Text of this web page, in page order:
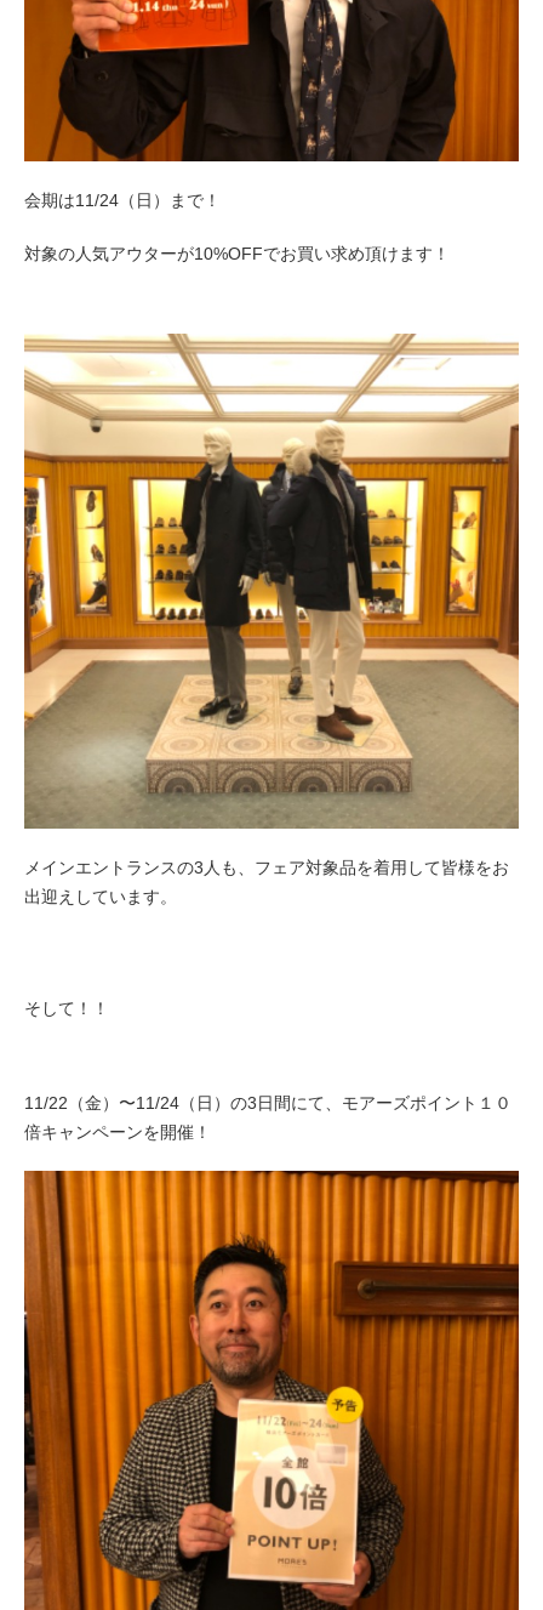
会期は11/24（日）まで！
対象の人気アウターが10%OFFでお買い求め頂けます！
メインエントランスの3人も、フェア対象品を着用して皆様をお
出迎えしています。
そして！！
11/22（金）〜11/24（日）の3日間にて、モアーズポイント１０
倍キャンペーンを開催！